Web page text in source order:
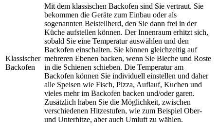
Klassischer
Backofen
Mit dem klassischen Backofen sind Sie vertraut. Sie
bekommen die Geräte zum Einbau oder als
sogenannten Beistellherd, den Sie dann frei in der
Küche aufstellen können. Der Innenraum erhitzt sich,
sobald Sie eine Temperatur auswählen und den
Backofen einschalten. Sie können gleichzeitig auf
mehreren Ebenen backen, wenn Sie Bleche und Roste
in die Schienen schieben. Die Temperatur am
Backofen können Sie individuell einstellen und daher
alle Speisen wie Fisch, Pizza, Auflauf, Kuchen und
vieles mehr im Backofen backen und/oder garen.
Zusätzlich haben Sie die Möglichkeit, zwischen
verschiedenen Hitzestufen, wie zum Beispiel Ober-
und Unterhitze, aber auch Umluft zu wählen.